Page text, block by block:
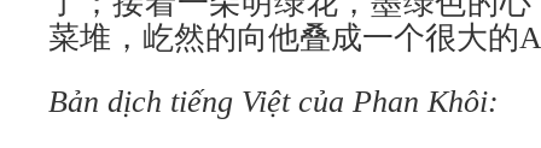
菜堆，屹然的向他叠成一个很大的
Bản dịch tiếng Việt của Phan Khôi: